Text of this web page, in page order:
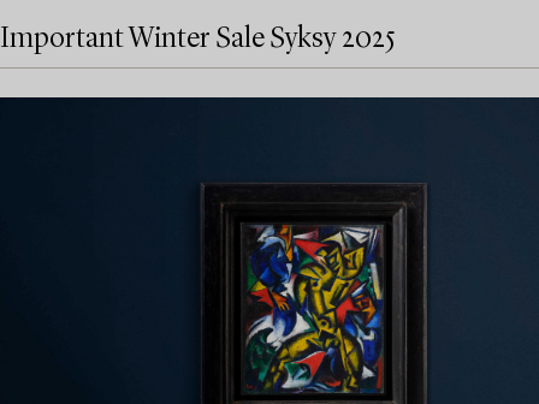
Important Winter Sale Syksy 2025